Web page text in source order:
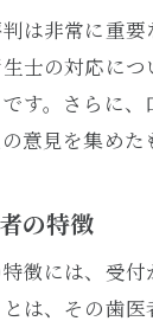
は非常に重
士の対応に
す。さらに
意見を集め
の特徴
徴には、受
は、その歯